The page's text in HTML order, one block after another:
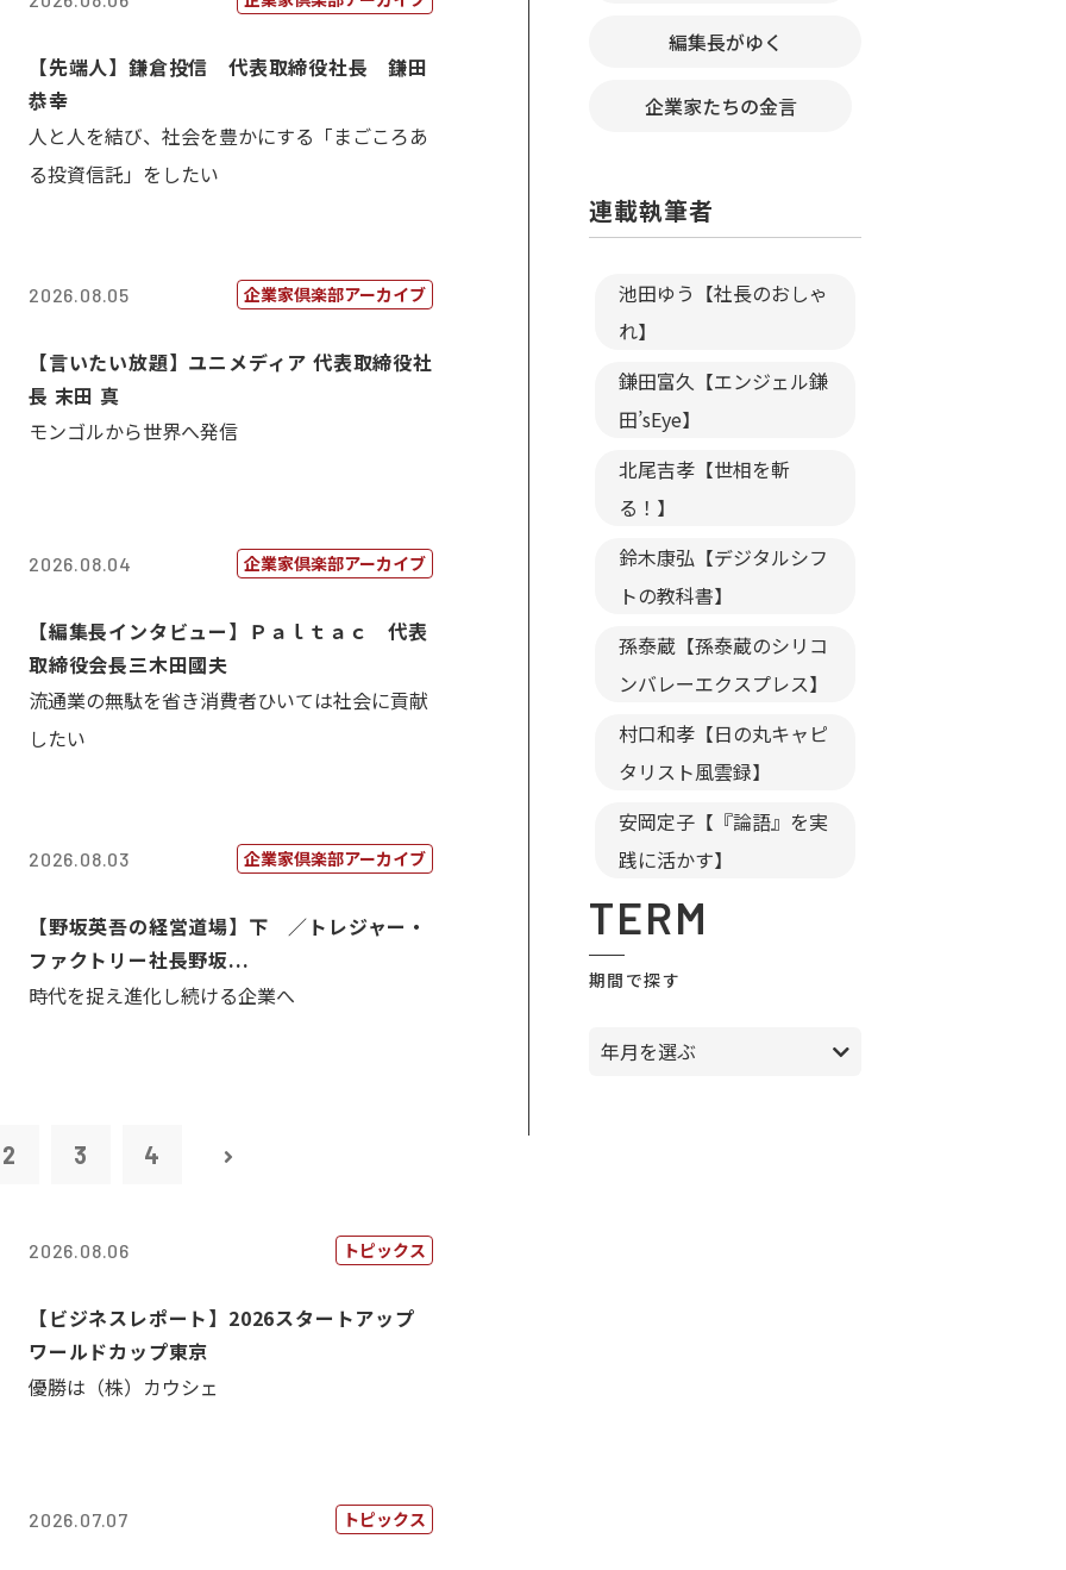
【先端人】鎌倉投信 代表取締役社長 鎌田
恭幸
人と人を結び、社会を豊かにする「まごころあ
る投資信託」をしたい
2026.08.05 企業家倶楽部アーカイブ
【言いたい放題】ユニメディア 代表取締役社
長 末田 真
モンゴルから世界へ発信
2026.08.04 企業家倶楽部アーカイブ
【編集長インタビュー】Ｐａｌｔａｃ 代表
取締役会長三木田國夫
流通業の無駄を省き消費者ひいては社会に貢献
したい
2026.08.03 企業家倶楽部アーカイブ
【野坂英吾の経営道場】下 ／トレジャー・
ファクトリー社長野坂...
時代を捉え進化し続ける企業へ
2 3 4
2026.08.06 トピックス
【ビジネスレポート】2026スタートアップ
ワールドカップ東京
優勝は（株）カウシェ
2026.07.07 トピックス
編集長がゆく
企業家たちの金言
連載執筆者
池田ゆう【社長のおしゃ
れ】
鎌田富久【エンジェル鎌
田’sEye】
北尾吉孝【世相を斬
る！】
鈴木康弘【デジタルシフ
トの教科書】
孫泰蔵【孫泰蔵のシリコ
ンバレーエクスプレス】
村口和孝【日の丸キャピ
タリスト風雲録】
安岡定子【『論語』を実
践に活かす】
TERM
期間で探す
年月を選ぶ